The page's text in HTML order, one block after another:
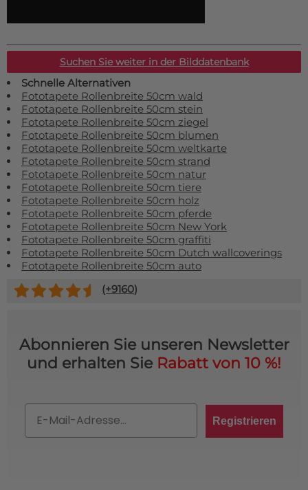
Suchen Sie weiter in der Bilddatenbank
Schnelle Alternativen
Fototapete Rollenbreite 50cm wald
Fototapete Rollenbreite 50cm stein
Fototapete Rollenbreite 50cm ziegel
Fototapete Rollenbreite 50cm blumen
Fototapete Rollenbreite 50cm weltkarte
Fototapete Rollenbreite 50cm strand
Fototapete Rollenbreite 50cm natur
Fototapete Rollenbreite 50cm tiere
Fototapete Rollenbreite 50cm holz
Fototapete Rollenbreite 50cm pferde
Fototapete Rollenbreite 50cm New York
Fototapete Rollenbreite 50cm graffiti
Fototapete Rollenbreite 50cm Dutch wallcoverings
Fototapete Rollenbreite 50cm auto
(+9160)
Abonnieren Sie unseren Newsletter
und erhalten Sie Rabatt von 10 %!
Registrieren